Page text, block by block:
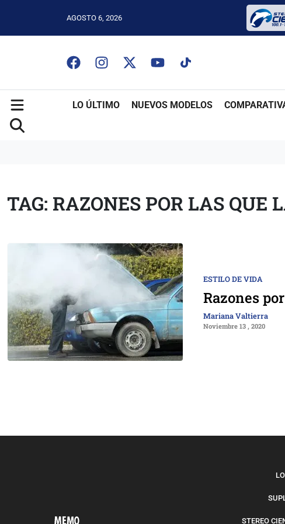
AGOSTO 6, 2026
LO ÚLTIMO NUEVOS MODELOS
TAG: RAZONES POR LAS
ESTILO DE VIDA
Razones
Mariana Valtierra
Noviembre 13 , 2020
STEREO